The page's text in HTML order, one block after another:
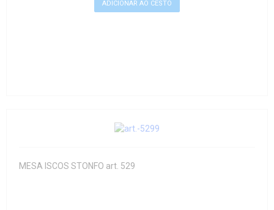
MESA ISCOS STONFO art. 529